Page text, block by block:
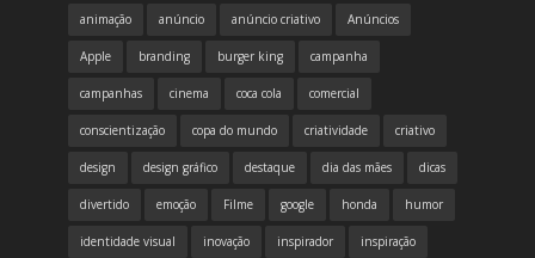
animação anúncio anúncio criativo Anúncios
Apple branding burger king campanha
campanhas cinema coca cola comercial
conscientização copa do mundo criatividade criativo
design design gráfico destaque dia das mães dicas
divertido emoção Filme google honda humor
identidade visual inovação inspirador inspiração